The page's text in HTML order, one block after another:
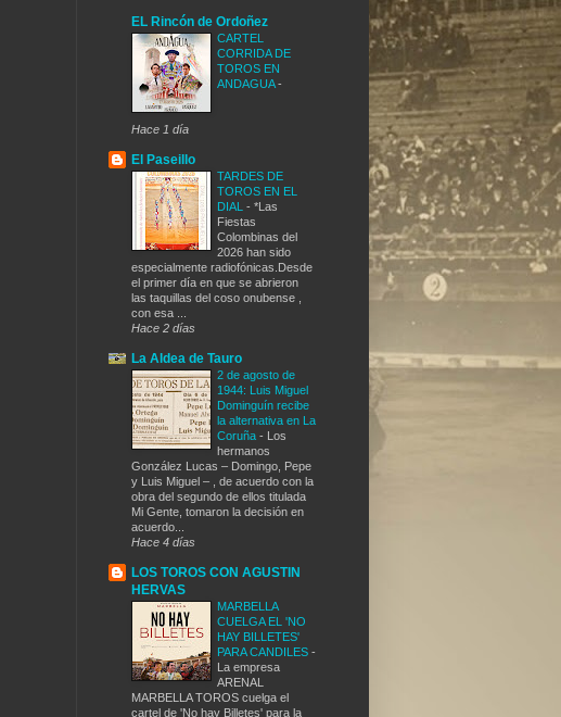
EL Rincón de Ordoñez
CARTEL
CORRIDA DE
TOROS EN
ANDAGUA-
Hace 1 día
El Paseillo
TARDES DE
TOROS EN EL
DIAL - *Las
Fiestas
Colombinas del
2026 han sido
especialmente radiofónicas.Desde
el primer día en que se abrieron
las taquillas del coso onubense ,
con esa ...
Hace 2 días
La Aldea de Tauro
2 de agosto de
1944: Luis Miguel
Dominguín recibe
la alternativa en La
Coruña - Los
hermanos
González Lucas – Domingo, Pepe
y Luis Miguel – , de acuerdo con la
obra del segundo de ellos titulada
Mi Gente, tomaron la decisión en
acuerdo...
Hace 4 días
LOS TOROS CON AGUSTIN
HERVAS
MARBELLA
CUELGA EL 'NO
HAY BILLETES'
PARA CANDILES -
La empresa
ARENAL
MARBELLA TOROS cuelga el
cartel de 'No hay Billetes' para la